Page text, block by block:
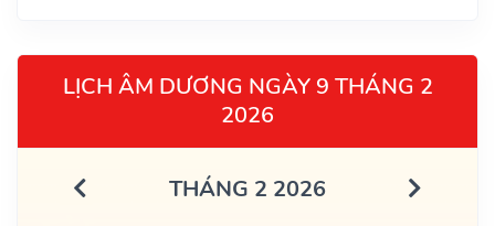
LỊCH ÂM DƯƠNG NGÀY 9 THÁNG 2
2026
THÁNG 2 2026